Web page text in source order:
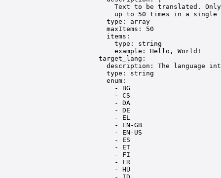
Text to be translated. Only
up to 50 times in a single
type: array
maxItems: 50
items:
type: string
example: Hello, World!
target_lang:
description: The language
type: string
enum:
- BG
- CS
- DA
- DE
- EL
- EN-GB
- EN-US
- ES
- ET
- FI
- FR
- HU